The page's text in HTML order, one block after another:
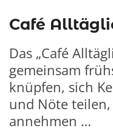
Café
Das „Café
gemeinsam
knüpfen, sich
und Nöte
annehmen …